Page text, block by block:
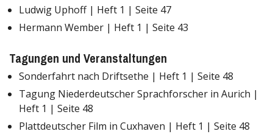
Ludwig Uphoff | Heft 1 | Seite 47
Hermann Wember | Heft 1 | Seite 43
Tagungen und Veranstaltungen
Sonderfahrt nach Driftsethe | Heft 1 | Seite 48
Tagung Niederdeutscher Sprachforscher in Aurich |
Heft 1 | Seite 48
Plattdeutscher Film in Cuxhaven | Heft 1 | Seite 48